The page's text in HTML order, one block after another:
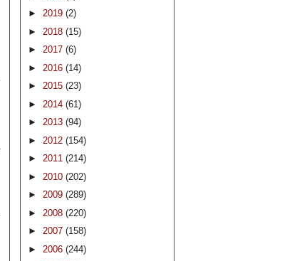
► 2019 (2)
► 2018 (15)
► 2017 (6)
► 2016 (14)
► 2015 (23)
► 2014 (61)
► 2013 (94)
► 2012 (154)
► 2011 (214)
► 2010 (202)
► 2009 (289)
► 2008 (220)
► 2007 (158)
► 2006 (244)